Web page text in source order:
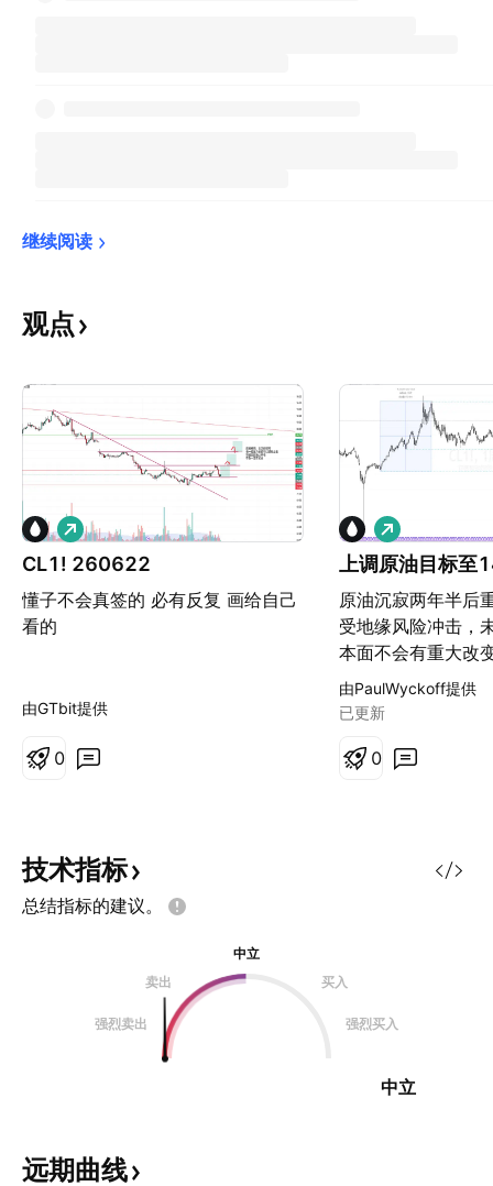
继续阅读
观点
CL1! 260622
懂子不会真签的 必有反复 画给自己
看的
做
多
由GTbit提供
0
上调原油目标至
原油沉寂两年半后
受地缘风险冲击，
本面不会有重大改
到140，中间一定
波拉升，抓主升浪
做
多
由PaulWyckoff提供
已更新
0
技术指标
总结指标的建议。
中立
卖出
买入
强烈卖出 强烈买入
中立
远期曲线